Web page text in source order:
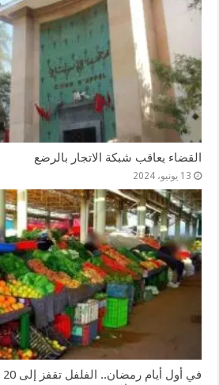
القضاء يعاقب شبكة الاتجار بالرضع
13 يونيو، 2024